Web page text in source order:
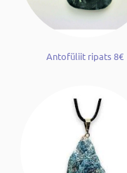
Antofüliit ripats 8€